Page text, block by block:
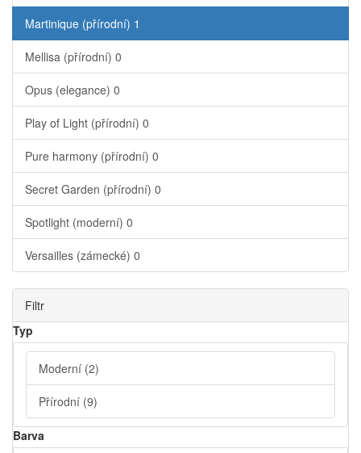
Martinique (přírodní) 1
Mellisa (přírodní) 0
Opus (elegance) 0
Play of Light (přírodní) 0
Pure harmony (přírodní) 0
Secret Garden (přírodní) 0
Spotlight (moderní) 0
Versailles (zámecké) 0
Filtr
Typ
Moderní (2)
Přírodní (9)
Barva